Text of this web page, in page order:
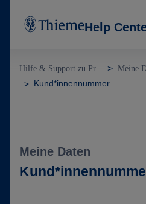
Help
Hilfe & Support zu Pr... Meine
Kund*innennummer
Meine Daten